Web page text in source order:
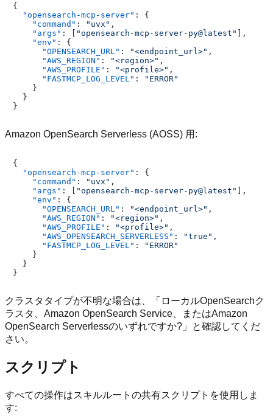
{
"opensearch-mcp-server" :
{
"command" : "uvx" ,
"args" : [ "opensearch-mcp-server-py@latest" ] ,
"env" :
{
"OPENSEARCH_URL" : "<endpoint_url>" ,
"AWS_REGION" : "<region>" ,
"AWS_PROFILE" : "<profile>" ,
"FASTMCP_LOG_LEVEL" :
"ERROR"
}
}
}
Amazon OpenSearch Serverless (AOSS) 用:
{
"opensearch-mcp-server" :
{
"command" : "uvx" ,
"args" : [ "opensearch-mcp-server-py@latest" ] ,
"env" :
{
"OPENSEARCH_URL" : "<endpoint_url>" ,
"AWS_REGION" : "<region>" ,
"AWS_PROFILE" : "<profile>" ,
"AWS_OPENSEARCH_SERVERLESS" : "true" ,
"FASTMCP_LOG_LEVEL" :
"ERROR"
}
}
}
クラスタタイプが不明な場合は、「ローカルOpenSearchク
ラスタ、Amazon OpenSearch Service、またはAmazon
OpenSearch Serverlessのいずれですか?」と確認してくだ
さい。
スクリプト
すべての操作はスキルルートの共有スクリプトを使用しま
す: